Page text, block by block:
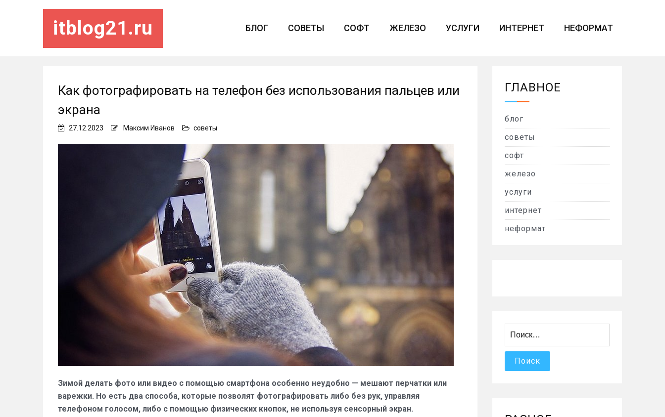
itblog21.ru БЛОГ СОВЕТЫ СОФТ ЖЕЛЕЗО УСЛУГИ ИНТЕРНЕТ НЕФОРМАТ
Как фотографировать на телефон без использования пальцев или
экрана
27.12.2023 Максим Иванов советы
Зимой делать фото или видео с помощью смартфона особенно неудобно — мешают перчатки или
варежки. Но есть два способа, которые позволят фотографировать либо без рук, управляя
телефоном голосом, либо с помощью физических кнопок, не используя сенсорный экран.
ГЛАВНОЕ
блог
советы
софт
железо
услуги
интернет
неформат